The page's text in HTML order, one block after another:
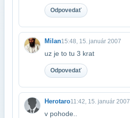
Odpovedať
Milan15:48, 15. január 2007
uz je to tu 3 krat
Odpovedať
Herotaro11:42, 15. január 2007
v pohode..